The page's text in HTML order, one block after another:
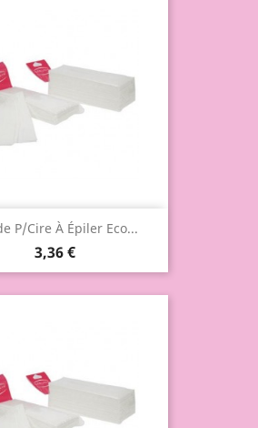
P/cire À Épiler Eco...
3,36 €